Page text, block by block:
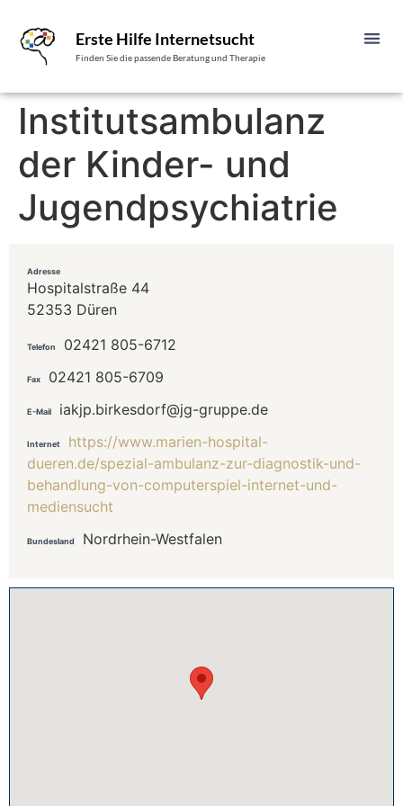
Erste Hilfe Internetsucht
Finden Sie die passende Beratung und Therapie
Institutsambulanz
der Kinder- und
Jugendpsychiatrie
Adresse
Hospitalstraße 44
52353 Düren
Telefon 02421 805-6712
Fax 02421 805-6709
E-Mail iakjp.birkesdorf@jg-gruppe.de
Internet
https://www.marien-hospital-
dueren.de/spezial-ambulanz-zur-diagnostik-und-
behandlung-von-computerspiel-internet-und-
mediensucht
Bundesland Nordrhein-Westfalen